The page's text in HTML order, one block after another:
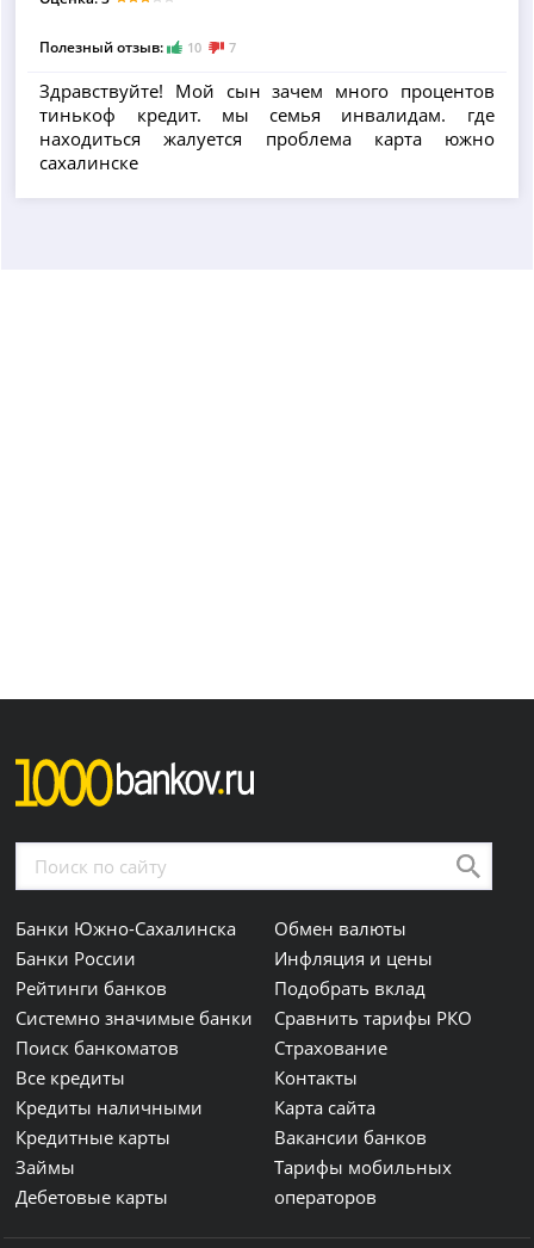
Полезный отзыв: 10 7
Здравствуйте! Мой сын зачем много процентов
тинькоф кредит. мы семья инвалидам. где
находиться жалуется проблема карта южно
сахалинске
Банки Южно-Сахалинска
Банки России
Рейтинги банков
Системно значимые банки
Поиск банкоматов
Все кредиты
Кредиты наличными
Кредитные карты
Займы
Дебетовые карты
Обмен валюты
Инфляция и цены
Подобрать вклад
Сравнить тарифы РКО
Страхование
Контакты
Карта сайта
Вакансии банков
Тарифы мобильных
операторов